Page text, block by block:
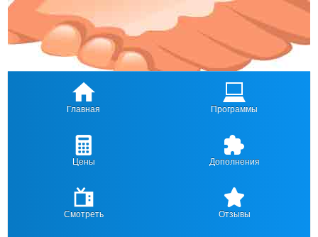
Главная Программы
Цены Дополнения
Смотреть Отзывы